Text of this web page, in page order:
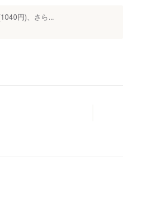
円)、さら...